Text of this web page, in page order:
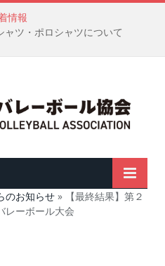
情報
ャツ・ポロシャツについて
のお知らせ »
【最終結果】第２
レーボール大会